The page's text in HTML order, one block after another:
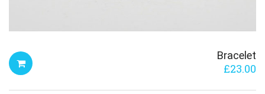
Bracelet
£23.00